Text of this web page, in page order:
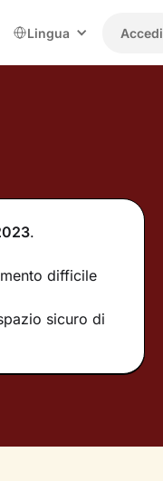
Lingua Accedi
.
difficile
sicuro di